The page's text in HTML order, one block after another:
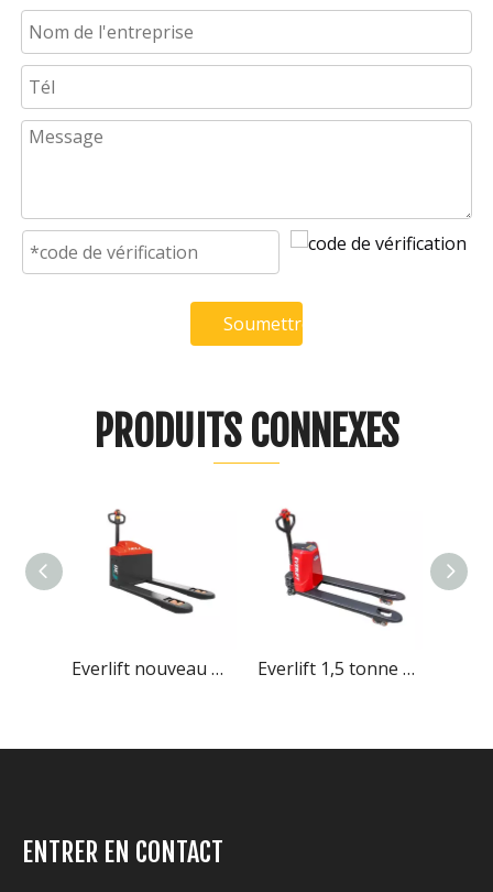
Soumettre
PRODUITS CONNEXES
Everlift 1,5 tonne 2 tonnes hauteur de levage 200 mm transpalette électrique alimenté par batterie au lithium Everlift 2 tonnes 2000 kg transpalette électrique moteur à courant alternatif contrôleur Curtis ELEP-20B
ENTRER EN CONTACT